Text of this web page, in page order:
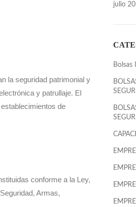
la seguridad patrimonial y
y patrullaje. El
de
conforme a la Ley,
Armas,
julio
Bolsas